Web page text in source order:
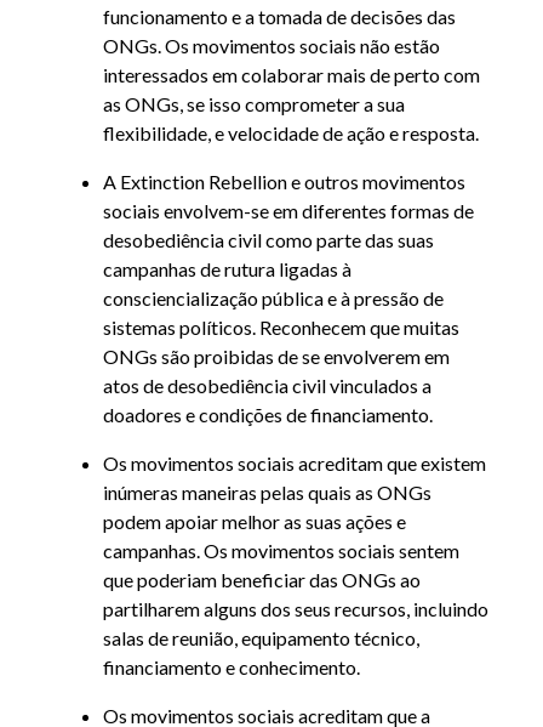
funcionamento e a tomada de decisões das
ONGs. Os movimentos sociais não estão
interessados em colaborar mais de perto com
as ONGs, se isso comprometer a sua
flexibilidade, e velocidade de ação e resposta.
A Extinction Rebellion e outros movimentos
sociais envolvem-se em diferentes formas de
desobediência civil como parte das suas
campanhas de rutura ligadas à
consciencialização pública e à pressão de
sistemas políticos. Reconhecem que muitas
ONGs são proibidas de se envolverem em
atos de desobediência civil vinculados a
doadores e condições de financiamento.
Os movimentos sociais acreditam que existem
inúmeras maneiras pelas quais as ONGs
podem apoiar melhor as suas ações e
campanhas. Os movimentos sociais sentem
que poderiam beneficiar das ONGs ao
partilharem alguns dos seus recursos, incluindo
salas de reunião, equipamento técnico,
financiamento e conhecimento.
Os movimentos sociais acreditam que a